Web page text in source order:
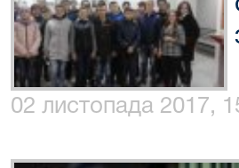
02 листопада 2017,